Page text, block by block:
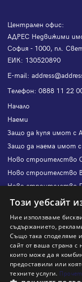
Централен офис:
АДРЕС Недвижими
София - 1000, пл.
ЕИК: 130520890
Е-mail:
Телефон: 0888 11 22
Начало
Наеми
Защо да купя имот с
Защо да наема имот
Ново строителство
Ново строителство
Ново строителство
Ново строителство
Защо да отдам имот
Наши офиси
Кариери
Кои сме ние?
Франчайз
Този уебсайт
Ние използваме
съдържанието,
Също така споделяме
сайт от ваша страна
които може да я
предоставили или
техните услуги.